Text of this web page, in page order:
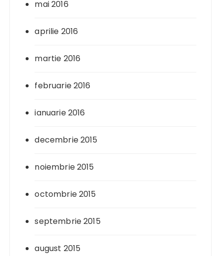
mai 2016
aprilie 2016
martie 2016
februarie 2016
ianuarie 2016
decembrie 2015
noiembrie 2015
octombrie 2015
septembrie 2015
august 2015